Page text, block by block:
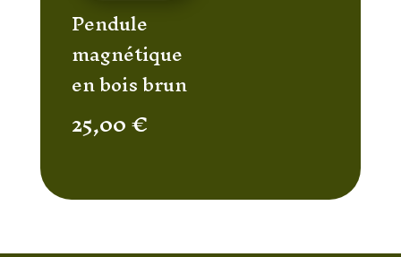
Pendule
magnétique
en bois brun
25,00€